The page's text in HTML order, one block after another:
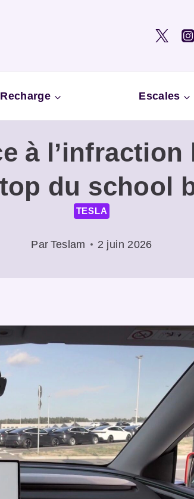
Recharge Escales
à
du school
TESLA
Par Teslam 2 juin 2026